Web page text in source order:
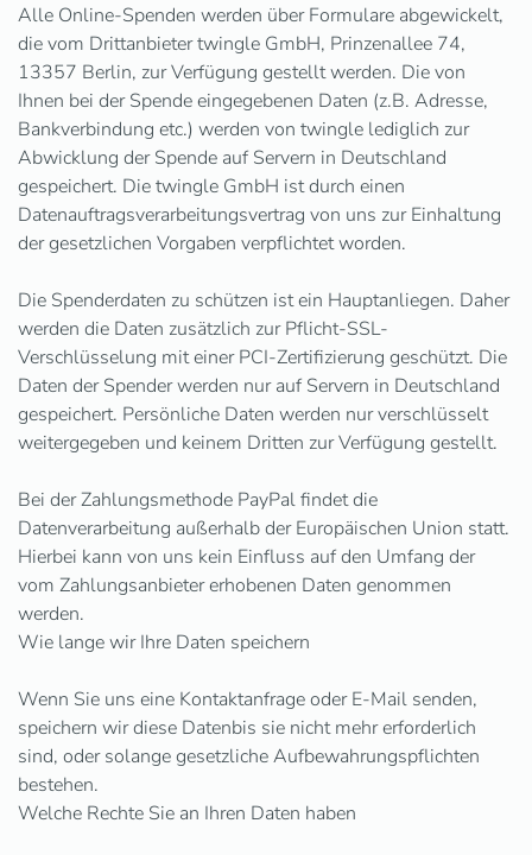
Alle Online-Spenden werden über Formulare abgewickelt,
die vom Drittanbieter twingle GmbH, Prinzenallee 74,
13357 Berlin, zur Verfügung gestellt werden. Die von
Ihnen bei der Spende eingegebenen Daten (z.B. Adresse,
Bankverbindung etc.) werden von twingle lediglich zur
Abwicklung der Spende auf Servern in Deutschland
gespeichert. Die twingle GmbH ist durch einen
Datenauftragsverarbeitungsvertrag von uns zur Einhaltung
der gesetzlichen Vorgaben verpflichtet worden.
Die Spenderdaten zu schützen ist ein Hauptanliegen. Daher
werden die Daten zusätzlich zur Pflicht-SSL-
Verschlüsselung mit einer PCI-Zertifizierung geschützt. Die
Daten der Spender werden nur auf Servern in Deutschland
gespeichert. Persönliche Daten werden nur verschlüsselt
weitergegeben und keinem Dritten zur Verfügung gestellt.
Bei der Zahlungsmethode PayPal findet die
Datenverarbeitung außerhalb der Europäischen Union statt.
Hierbei kann von uns kein Einfluss auf den Umfang der
vom Zahlungsanbieter erhobenen Daten genommen
werden.
Wie lange wir Ihre Daten speichern
Wenn Sie uns eine Kontaktanfrage oder E-Mail senden,
speichern wir diese Datenbis sie nicht mehr erforderlich
sind, oder solange gesetzliche Aufbewahrungspflichten
bestehen.
Welche Rechte Sie an Ihren Daten haben